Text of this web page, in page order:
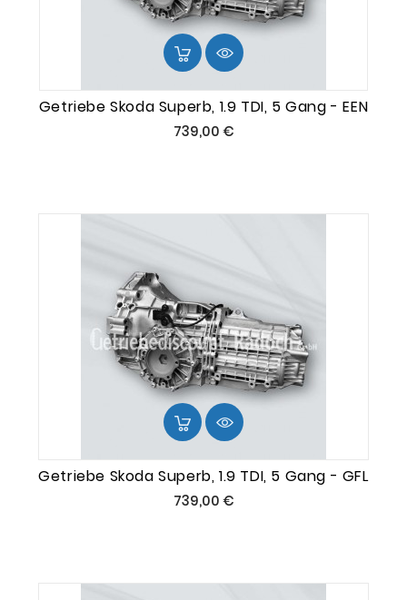
Getriebe Skoda Superb, 1.9 TDI, 5 Gang - EEN
739,00 €Preis
Getriebe Skoda Superb, 1.9 TDI, 5 Gang - GFL
739,00 €Preis